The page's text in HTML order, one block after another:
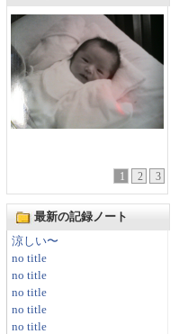
1 2 3
最新の記録ノート
涼しい〜
no title
no title
no title
no title
no title